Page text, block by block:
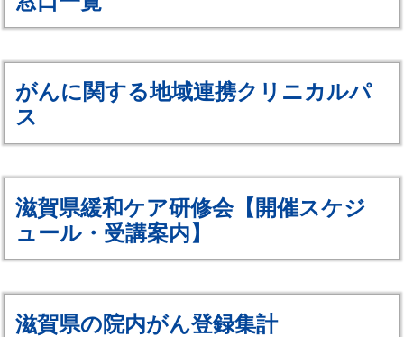
がんに関する地域連携クリニカルパ
ス
滋賀県緩和ケア研修会【開催スケジ
ュール・受講案内】
滋賀県の院内がん登録集計